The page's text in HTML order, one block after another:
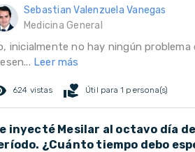
Sebastian Valenzuela Vanegas
Medicina General
inicialmente no hay ningún problema
Leer más
624 vistas volunteer_activism Útil para 1 persona(s)
inyecté Mesilar al octavo día
¿Cuánto tiempo debo